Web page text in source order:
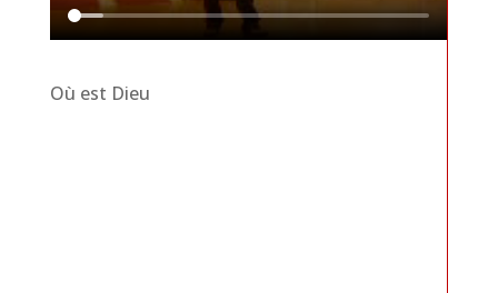
Où est Dieu